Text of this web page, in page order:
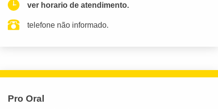
ver horario de atendimento.
telefone não informado.
Pro Oral